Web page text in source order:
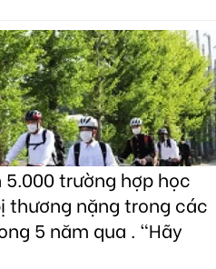
5.000 trường hợp học
thương nặng trong các
5 năm qua . "Hãy